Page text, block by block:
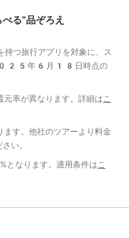
る”品ぞろえ
つ旅行アプリを対象に、ス
2025年6月18日時点の
率が異なります。詳細は こ
す。他社のツアーより料金
い。
なります。適用条件は こ